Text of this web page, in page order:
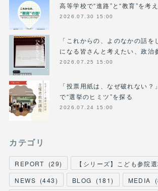
高等学校で“進路”と“教育”を考
2026.07.30 15:00
「これからの、よのなかの話
になる皆さんと考えたい、政
2026.07.25 15:00
「投票用紙は、なぜ破れない？
で“選挙のヒミツ”を探る
2026.07.24 15:00
カテゴリ
REPORT (29) 【シリーズ】こども参院
NEWS (443) BLOG (181) MEDIA (